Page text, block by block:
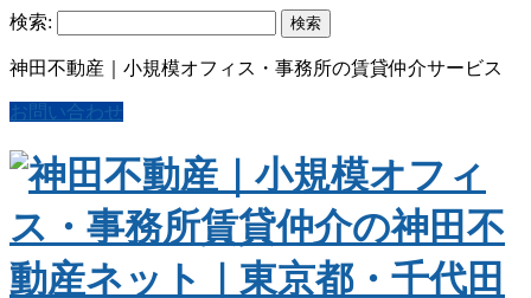
検索:
神田不動産｜小規模オフィス・事務所の賃貸仲介サービス
お問い合わせ